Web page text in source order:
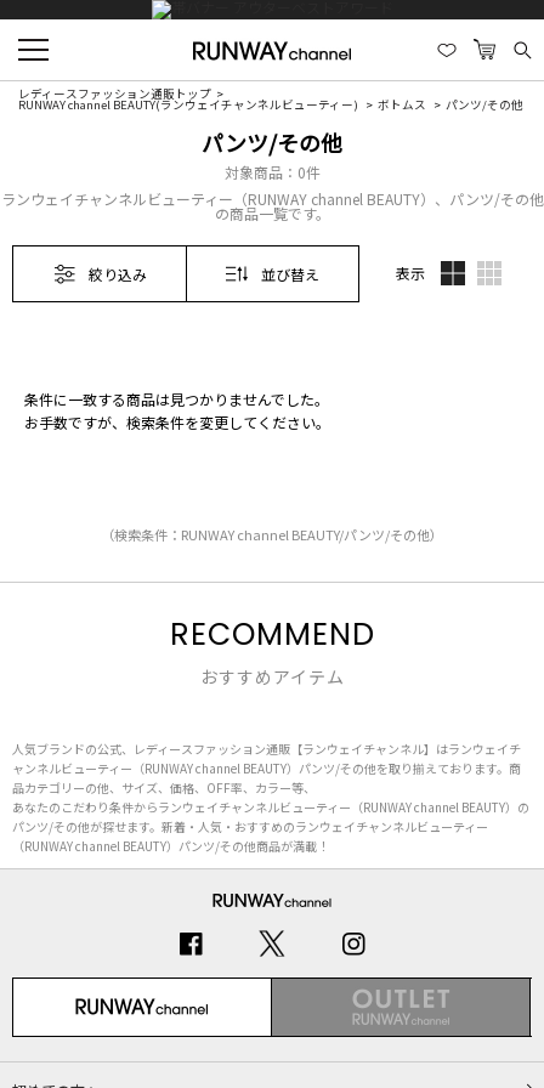
レディースファッション通販トップ
RUNWAY channel BEAUTY(ランウェイチャンネルビューティー) ボトムス パンツ/その他
パンツ/その他
対象商品： 0件
ランウェイチャンネルビューティー（RUNWAY channel BEAUTY）、パンツ/その他
の商品一覧です。
絞り込み 並び替え 表示
条件に一致する商品は見つかりませんでした。
お手数ですが、検索条件を変更してください。
（検索条件：RUNWAY channel BEAUTY/パンツ/その他）
RECOMMEND
おすすめアイテム
人気ブランドの公式、レディースファッション通販【ランウェイチャンネル】はランウェイチ
ャンネルビューティー（RUNWAY channel BEAUTY）パンツ/その他を取り揃えております。商
品カテゴリーの他、サイズ、価格、OFF率、カラー等、
あなたのこだわり条件からランウェイチャンネルビューティー（RUNWAY channel BEAUTY）の
パンツ/その他が探せます。新着・人気・おすすめのランウェイチャンネルビューティー
（RUNWAY channel BEAUTY）パンツ/その他商品が満載！